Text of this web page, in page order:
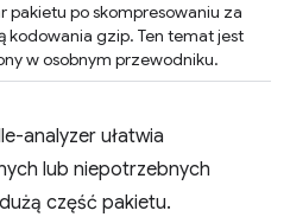
pakietu po skompresowaniu za
kodowania gzip. Ten temat jest
w osobnym przewodniku.
analyzer ułatwia
lub niepotrzebnych
część pakietu.